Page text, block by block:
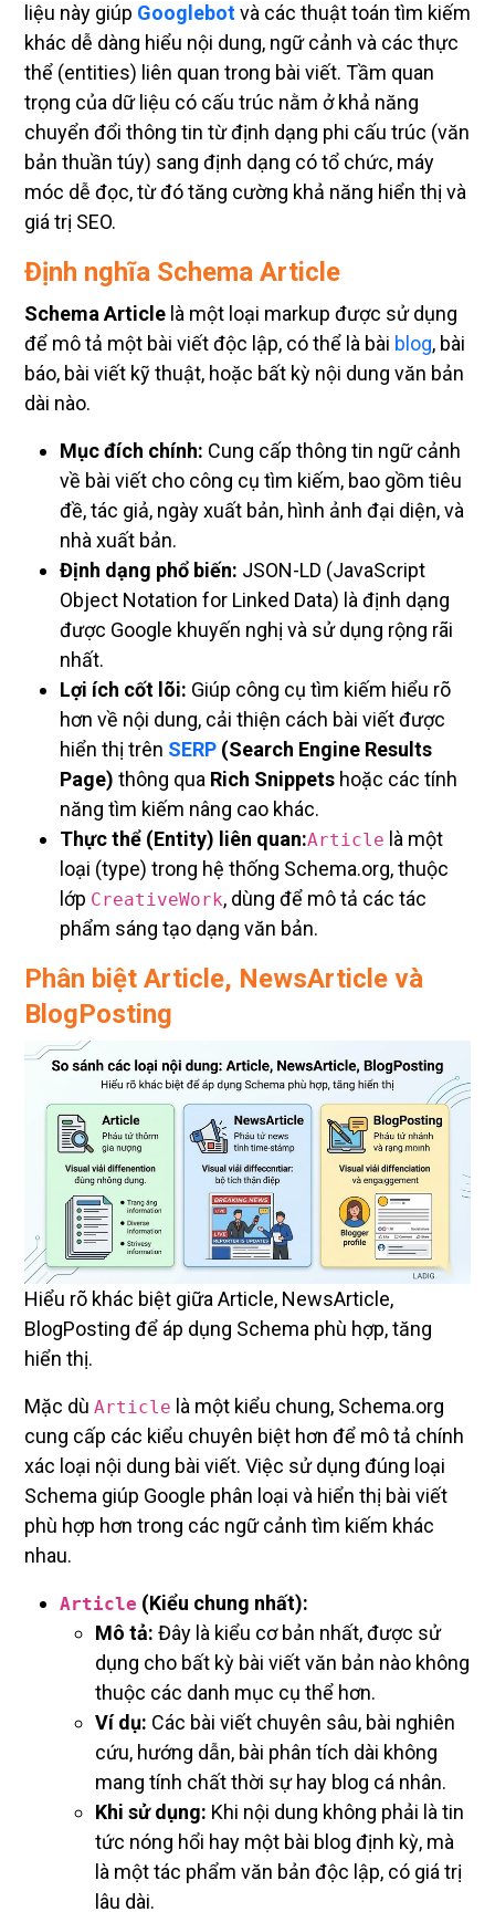
liệu này giúp Googlebotvà các thuật toán tìm kiếm
khác dễ dàng hiểu nội dung, ngữ cảnh và các thực
thể (entities) liên quan trong bài viết. Tầm quan
trọng của dữ liệu có cấu trúc nằm ở khả năng
chuyển đổi thông tin từ định dạng phi cấu trúc (văn
bản thuần túy) sang định dạng có tổ chức, máy
móc dễ đọc, từ đó tăng cường khả năng hiển thị và
giá trị SEO.
Định nghĩa Schema Article
Schema Article là một loại markup được sử dụng
để mô tả một bài viết độc lập, có thể là bài blog, bài
báo, bài viết kỹ thuật, hoặc bất kỳ nội dung văn bản
dài nào.
Mục đích chính: Cung cấp thông tin ngữ cảnh
về bài viết cho công cụ tìm kiếm, bao gồm tiêu
đề, tác giả, ngày xuất bản, hình ảnh đại diện, và
nhà xuất bản.
Định dạng phổ biến: JSON-LD (JavaScript
Object Notation for Linked Data) là định dạng
được Google khuyến nghị và sử dụng rộng rãi
nhất.
Lợi ích cốt lõi: Giúp công cụ tìm kiếm hiểu rõ
hơn về nội dung, cải thiện cách bài viết được
hiển thị trên SERP (Search Engine Results
Page) thông qua Rich Snippets hoặc các tính
năng tìm kiếm nâng cao khác.
Thực thể (Entity) liên quan:Article là một
loại (type) trong hệ thống Schema.org, thuộc
lớp CreativeWork, dùng để mô tả các tác
phẩm sáng tạo dạng văn bản.
Phân biệt Article, NewsArticle và
BlogPosting
Hiểu rõ khác biệt giữa Article, NewsArticle,
BlogPosting để áp dụng Schema phù hợp, tăng
hiển thị.
Mặc dù Article là một kiểu chung, Schema.org
cung cấp các kiểu chuyên biệt hơn để mô tả chính
xác loại nội dung bài viết. Việc sử dụng đúng loại
Schema giúp Google phân loại và hiển thị bài viết
phù hợp hơn trong các ngữ cảnh tìm kiếm khác
nhau.
Article (Kiểu chung nhất):
Mô tả: Đây là kiểu cơ bản nhất, được sử
dụng cho bất kỳ bài viết văn bản nào không
thuộc các danh mục cụ thể hơn.
Ví dụ: Các bài viết chuyên sâu, bài nghiên
cứu, hướng dẫn, bài phân tích dài không
mang tính chất thời sự hay blog cá nhân.
Khi sử dụng: Khi nội dung không phải là tin
tức nóng hổi hay một bài blog định kỳ, mà
là một tác phẩm văn bản độc lập, có giá trị
lâu dài.